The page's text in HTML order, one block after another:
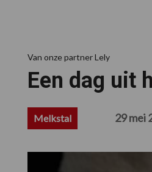
Van onze partner Lely
Een dag uit
Melkstal 29 mei